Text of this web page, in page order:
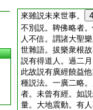
來雖説未來世事。
4
不別説。鞞佛略者
人不信。謂諸大聖
世雜語。拔樂衆根
説有得道人。過二
此故説有廣經饒益
種説法。一廣二略
者。未曾有經。如
量。大地震動。有